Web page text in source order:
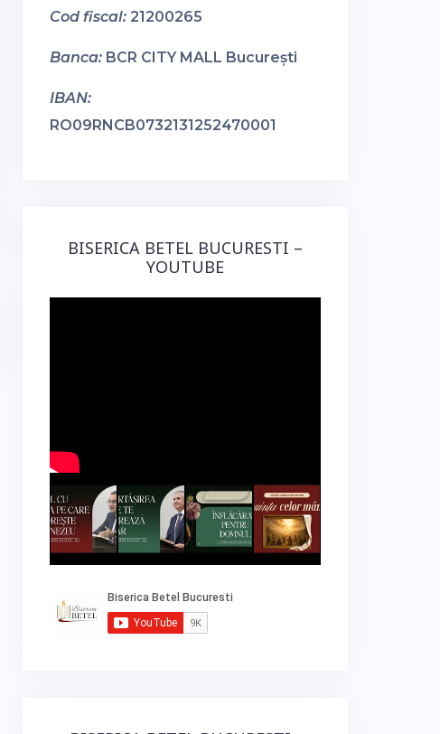
Cod fiscal: 21200265
Banca: BCR CITY MALL București
IBAN:
RO09RNCB0732131252470001
BISERICA BETEL BUCURESTI –
YOUTUBE